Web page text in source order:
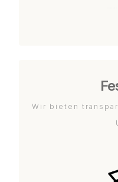
Wir bieten